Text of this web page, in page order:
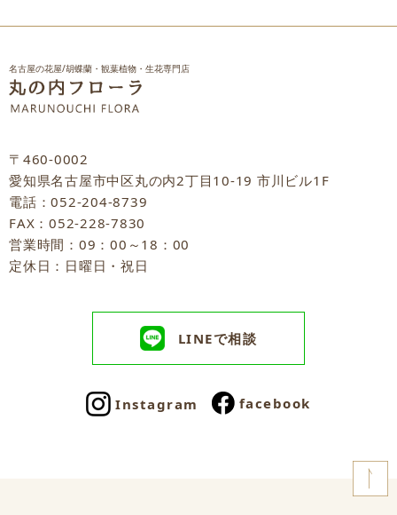
名古屋の花屋/胡蝶蘭・観葉植物・生花専門店
〒460-0002
愛知県名古屋市中区丸の内2丁目10-19 市川ビル1F
電話：052-204-8739
FAX：052-228-7830
営業時間：09：00～18：00
定休日：日曜日・祝日
LINEで相談
Instagram facebook